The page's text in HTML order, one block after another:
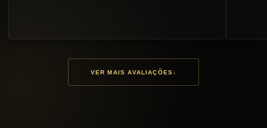
VER MAIS AVALIAÇÕES↓